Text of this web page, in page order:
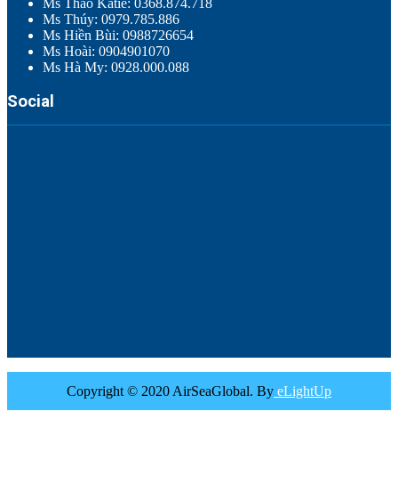
Ms Thúy: 0979.785.886
Ms Hiền Bùi: 0988726654
Ms Hoài: 0904901070
Ms Hà My: 0928.000.088
Social
Copyright © 2020 AirSeaGlobal. By eLightUp